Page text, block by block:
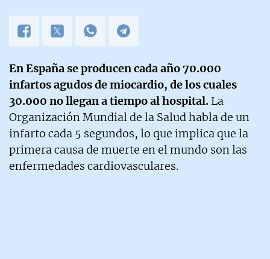
En España se producen cada año 70.000
infartos agudos de miocardio, de los cuales
30.000 no llegan a tiempo al hospital. La
Organización Mundial de la Salud habla de un
infarto cada 5 segundos, lo que implica que la
primera causa de muerte en el mundo son las
enfermedades cardiovasculares.